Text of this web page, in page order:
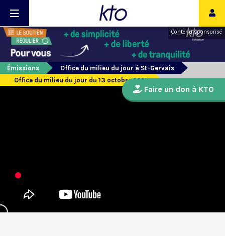
Contenu sponsorisé
Émissions
Office du milieu du jour à St-Gervais
Office du milieu du jour du 13 octobre 2018
Faire un don à KTO